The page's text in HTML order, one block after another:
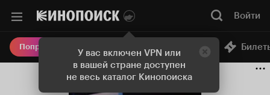
У вас включен VPN или
в вашей стране доступен
не весь каталог Кинопоиска
Войти
Попробовать Плюс Онлайн-кинотеатр